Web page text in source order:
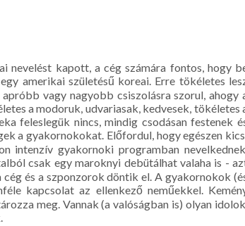
nevelést kapott, a cég számára fontos, hogy
amerikai születésű koreai. Erre tökéletes
vagy nagyobb csiszolásra szorul, ahogy
a modoruk, udvariasak, kedvesek, tökéletes
feleslegük nincs, mindig csodásan festenek
a gyakornokokat. Előfordul, hogy egészen
intenzív gyakornoki programban
csak egy maroknyi debütálhat valaha is -
és a szponzorok döntik el. A gyakornokok
kapcsolat az ellenkező neműekkel.
meg. Vannak (a valóságban is) olyan